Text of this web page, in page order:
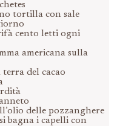
tortilla con sale
cento letti ogni
americana sulla
del cacao
delle pozzanghere
bagna i capelli con